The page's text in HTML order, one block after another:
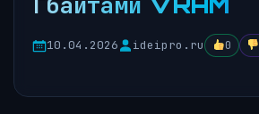
10.04.2026 ideipro.ru 0